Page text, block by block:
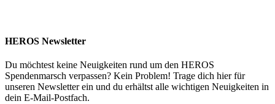
HEROS Newsletter
Du möchtest keine Neuigkeiten rund um den HEROS
Spendenmarsch verpassen? Kein Problem! Trage dich hier für
unseren Newsletter ein und du erhältst alle wichtigen Neuigkeiten in
dein E-Mail-Postfach.